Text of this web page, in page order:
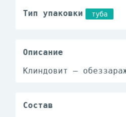
Тип упаковки туба
Описание
Клиндовит –
Состав